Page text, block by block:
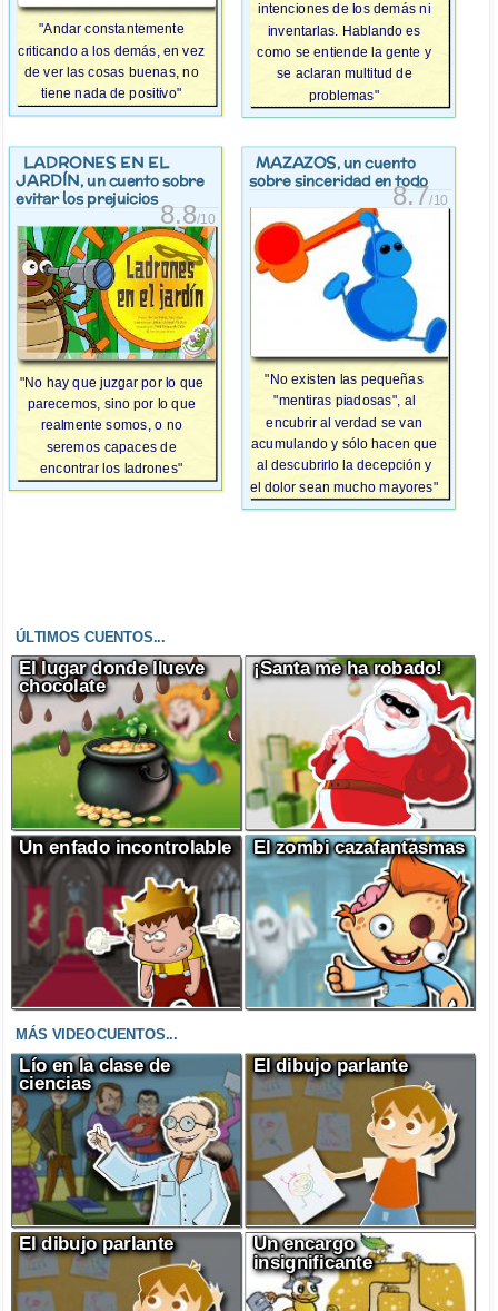
"Andar constantemente
criticando a los demás, en vez
de ver las cosas buenas, no
tiene nada de positivo"
intenciones de los demás ni
inventarlas. Hablando es
como se entiende la gente y
se aclaran multitud de
problemas"
LADRONES EN EL
JARDÍN, un cuento sobre
evitar los prejuicios
8.8/10
"No hay que juzgar por lo que
parecemos, sino por lo que
realmente somos, o no
seremos capaces de
encontrar los ladrones"
MAZAZOS, un cuento
sobre sinceridad en todo
8.7/10
"No existen las pequeñas
"mentiras piadosas", al
encubrir al verdad se van
acumulando y sólo hacen que
al descubrirlo la decepción y
el dolor sean mucho mayores"
ÚLTIMOS CUENTOS...
El lugar donde llueve
chocolate
¡Santa me ha robado!
Un enfado incontrolable El zombi cazafantasmas
MÁS VIDEOCUENTOS...
Lío en la clase de
ciencias
El dibujo parlante
El dibujo parlante
Un encargo
insignificante